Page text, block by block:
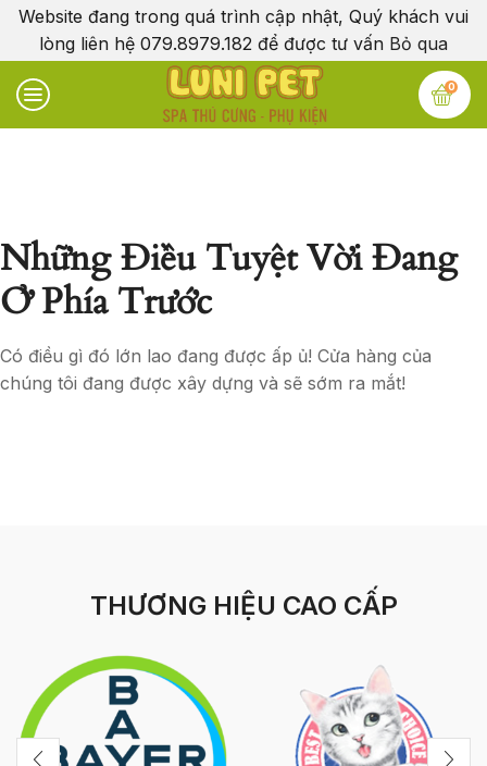
Website đang trong quá trình cập nhật, Quý khách vui
lòng liên hệ 079.8979.182 để được tư vấn Bỏ qua
0
Những Điều Tuyệt Vời Đang
Ở Phía Trước
Có điều gì đó lớn lao đang được ấp ủ! Cửa hàng của
chúng tôi đang được xây dựng và sẽ sớm ra mắt!
THƯƠNG HIỆU CAO CẤP